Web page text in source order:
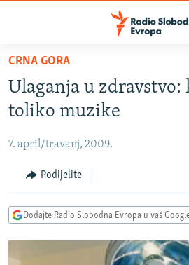
Pređite
glavni
sadržaj
na
navigaciju
Pređite
na
VIJESTI
BOSNA I HERCEGOVINA
KOSOVO
CRNA GORA
VIDEO
PODCASTI
CRNA GORA
Ulaganja u
toliko muzike
7. april/travanj, 2009.
Podijelite
Dodajte Radio Slobodna Evropa u vaš